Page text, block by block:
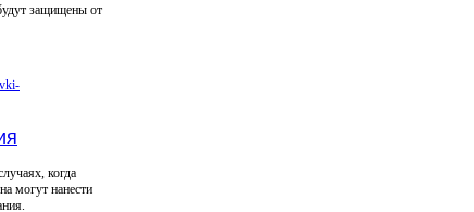
защищены от
когда
могут нанести